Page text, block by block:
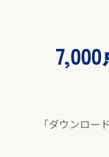
「ダウンロー